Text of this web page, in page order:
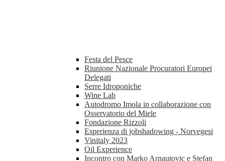
Festa del Pesce
Riunione Nazionale Procuratori Europei
Delegati
Serre Idroponiche
Wine Lab
Autodromo Imola in collaborazione con
Osservatorio del Miele
Fondazione Rizzoli
Esperienza di jobshadowing - Norvegesi
Vinitaly 2023
Oil Experience
Incontro con Marko Arnautovic e Stefan